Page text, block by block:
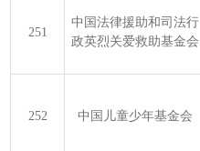
251
中国法律援助和司法行
政英烈关爱救助基金会
252 中国儿童少年基金会